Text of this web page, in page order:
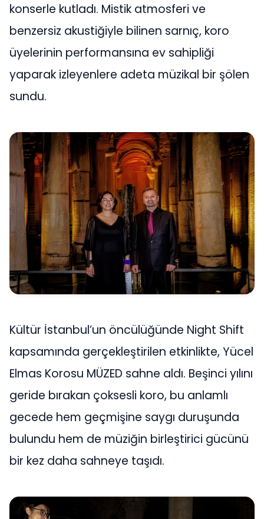
konserle kutladı. Mistik atmosferi ve
benzersiz akustiğiyle bilinen sarnıç, koro
üyelerinin performansına ev sahipliği
yaparak izleyenlere adeta müzikal bir şölen
sundu.
Kültür İstanbul’un öncülüğünde Night Shift
kapsamında gerçekleştirilen etkinlikte, Yücel
Elmas Korosu MÜZED sahne aldı. Beşinci yılını
geride bırakan çoksesli koro, bu anlamlı
gecede hem geçmişine saygı duruşunda
bulundu hem de müziğin birleştirici gücünü
bir kez daha sahneye taşıdı.